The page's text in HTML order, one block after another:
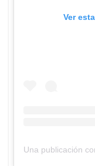
Ver
Una publicación